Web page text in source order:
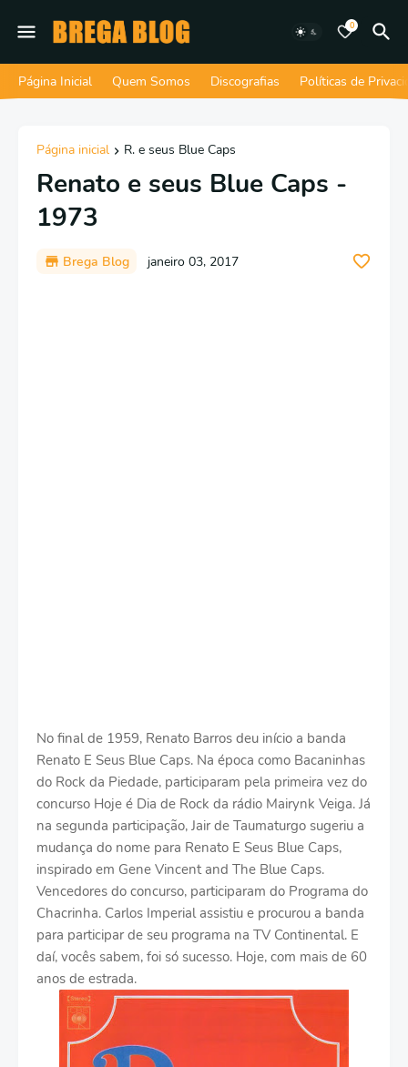
0
Página Inicial Quem Somos Discografias Políticas de
Página inicial R. e seus Blue Caps
Renato e seus Blue Caps -
1973
Brega Blog janeiro 03, 2017
No final de 1959, Renato Barros deu início a banda
Renato E Seus Blue Caps. Na época como Bacaninhas
do Rock da Piedade, participaram pela primeira vez do
concurso Hoje é Dia de Rock da rádio Mairynk Veiga. Já
na segunda participação, Jair de Taumaturgo sugeriu a
mudança do nome para Renato E Seus Blue Caps,
inspirado em Gene Vincent and The Blue Caps.
Vencedores do concurso, participaram do Programa do
Chacrinha. Carlos Imperial assistiu e procurou a banda
para participar de seu programa na TV Continental. E
daí, vocês sabem, foi só sucesso. Hoje, com mais de 60
anos de estrada.